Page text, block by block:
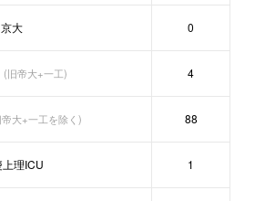
京大 0
(旧帝大+一工) 4
大+一工を除く) 88
理ICU 1